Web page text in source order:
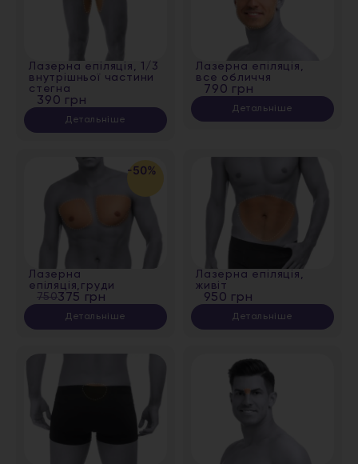
Лазерна епіляція, 1/3
внутрішньої частини
стегна
390 грн
Детальніше
Лазерна епіляція,
все обличчя
790 грн
Детальніше
Лазерна
епіляція,груди
750375 грн
Детальніше
-50%
Лазерна епіляція,
живіт
950 грн
Детальніше